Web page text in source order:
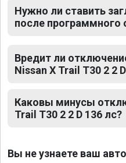
Нужно ли ставить
после программного
Вредит ли
Nissan X Trail T30 2 2
Каковы минусы
Trail T30 2 2 D 136 лс?
Вы не узнаете ваш